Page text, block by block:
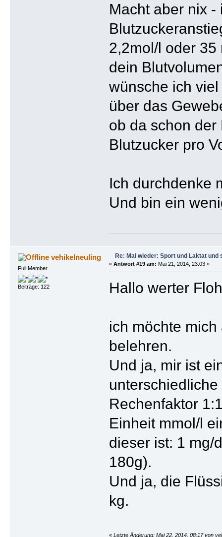
Macht aber nix
2,2mol/l oder
dein
wünsche ich
über das
ob da schon
Blutzucker pro
Ich durchdenke
Und bin ein
vehikelneuling
Full Member
Beiträge: 122
Re: Mal wieder: Sport und Laktat und
« Antwort #19 am: Mai 21, 2014, 23:03 »
Hallo werter
ich möchte
belehren.
Und ja, mir ist
Rechenfaktor
Einheit mmol/l
dieser ist: 1 mg/
180g).
Und ja, die
kg.
« Letzte Änderung: Mai 22, 2014, 08:17 von